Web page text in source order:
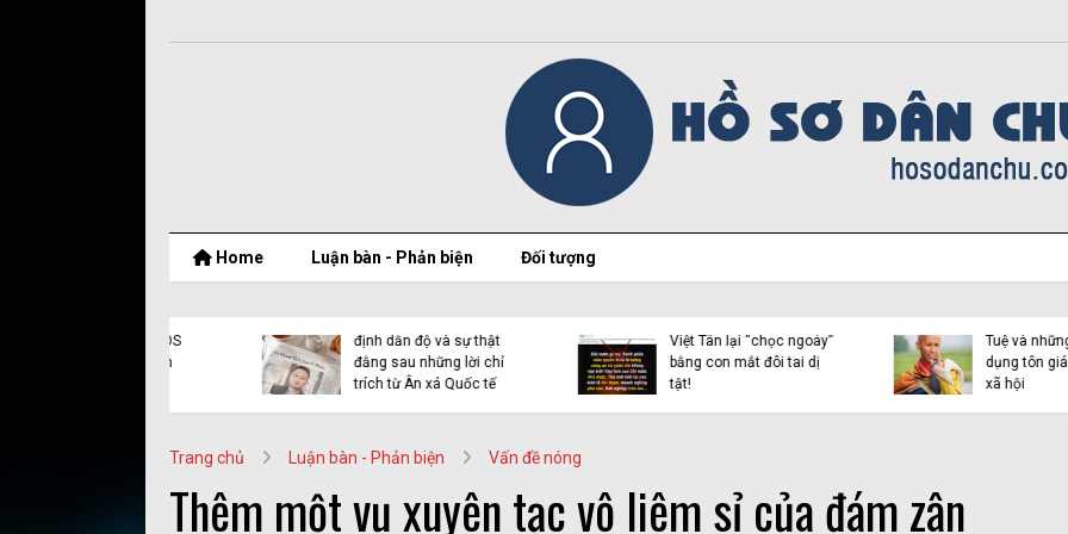
Home Luận bàn - Phản biện Đối tượng
định dẫn độ và sự thật
đằng sau những lời chỉ
trích từ Ân xá Quốc tế
Việt Tân lại “chọc ngoáy”
bằng con mắt đôi tai dị
tật!
Tuệ và những luận điệu
dụng tôn giáo trên
xã hội
Trang chủ Luận bàn - Phản biện Vấn đề nóng
Thêm một vụ xuyên tạc vô liêm sỉ của đám zân